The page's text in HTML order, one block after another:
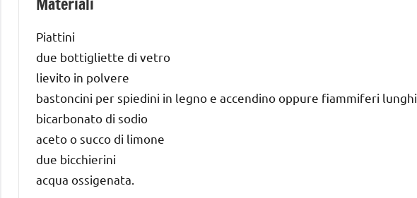
Piattini
due bottigliette di vetro
lievito in polvere
bastoncini per spiedini in legno e accendino oppure fiammiferi lunghi
bicarbonato di sodio
aceto o succo di limone
due bicchierini
acqua ossigenata.